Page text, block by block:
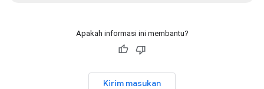
Apakah informasi ini membantu?
Kirim masukan